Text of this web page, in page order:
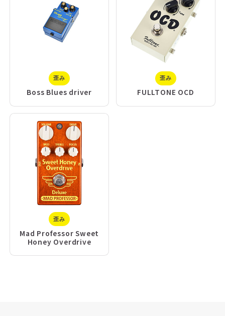
歪み
Boss Blues driver
歪み
FULLTONE OCD
歪み
Mad Professor Sweet
Honey Overdrive